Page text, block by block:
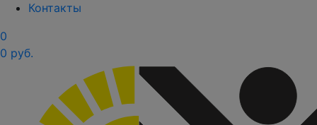
Контакты
0
0 руб.